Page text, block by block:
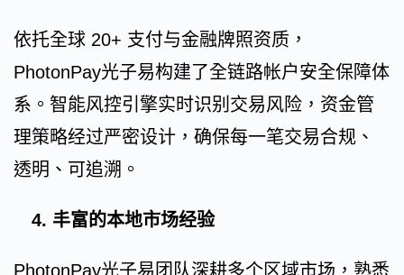
依托全球 20+ 支付与金融牌照资质，
PhotonPay光子易构建了全链路帐户安全保障体
系。智能风控引擎实时识别交易风险，资金管
理策略经过严密设计，确保每一笔交易合规、
透明、可追溯。
4. 丰富的本地市场经验
PhotonPay光子易团队深耕多个区域市场，熟悉